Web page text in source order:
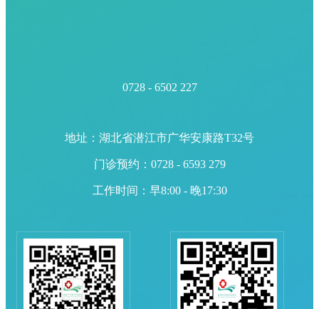
0728 - 6502 227
地址：湖北省潜江市广华安康路T32号
门诊预约：0728 - 6593 279
工作时间：早8:00 - 晚17:30